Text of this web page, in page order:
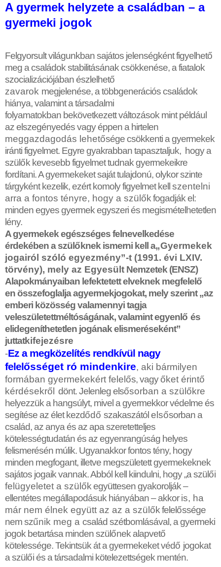
A gyermek helyzete a családban – a
gyermeki jogok
Felgyorsult világunkban sajátos jelenségként figyelhető
meg a családok stabilitásának csökkenése, a fiatalok
szocializációjában észlelhető
zavarok megjelenése, a többgenerációs családok
hiánya, valamint a társadalmi
folyamatokban bekövetkezett változások mint például
az elszegényedés vagy éppen a hirtelen
meggazdagodás lehetősége csökkenti a gyermekek
iránti figyelmet. Egyre gyakrabban tapasztaljuk, hogy a
szülők kevesebb figyelmet tudnak gyermekeikre
fordítani. A gyermekeket saját tulajdonú, olykor szinte
tárgyként kezelik, ezért komoly figyelmet kell szentelni
arra a fontos tényre, hogy a szül ők fogadják el:
minden egyes gyermek egyszeri és megismételhetetlen
lény.
A gyermekek egészséges felnevelkedése
érdekében a szülő knek ismerni kell a„Gyermekek
jogairól szóló egyezmény”-t (1991. évi LXIV.
törvény), mely az Egyesült Nemzetek (ENSZ)
Alapokmányaiban lefektetett elveknek megfelelő
en összefoglalja agyermekjogokat, mely szerint „az
emberi közösség valamennyi tagja
veleszületettméltóságának, valamint egyenlő és
elidegeníthetetlen jogának elismeréseként”
juttatkifejezésre
-Ez a megközelítés rendkívül nagy
felelősséget ró mindenkire, aki bármilyen
formában gyermekekért felel ős, vagyőket érintő
kérdésekrő l dönt. Jelenleg elsősorban a szül őkre
helyezzük a hangsúlyt, mivel a gyermekkor védelme és
segítése az élet kezdődő szakaszától elsősorban a
család, az anya és az apa szeretetteljes
kötelességtudatán és az egyenrangúság helyes
felismerésén múlik. Ugyanakkor fontos tény, hogy
minden megfogant, illetve megszületett gyermekeknek
sajátos jogaik vannak. Abból kell kiindulni, hogy „a szülői
felügyeletet a szül ők együttesen gyakorolják –
ellentétes megállapodásuk hiányában – akkoris, ha
már nem élnek együtt az az a szül ők felelőssége
nem szűnik meg a család szétbomlásával, a gyermeki
jogok betartása minden szülőnek alapvető
kötelessége. Tekintsük át a gyermekeket védő jogokat
a szülői és a társadalmi kötelezettségek mentén.